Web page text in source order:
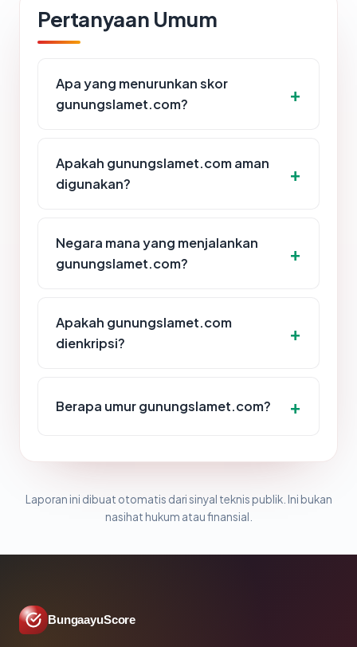
Pertanyaan Umum
Apa yang menurunkan skor
gunungslamet.com?
Apakah gunungslamet.com aman
digunakan?
Negara mana yang menjalankan
gunungslamet.com?
Apakah gunungslamet.com
dienkripsi?
Berapa umur gunungslamet.com?
Laporan ini dibuat otomatis dari sinyal teknis publik. Ini bukan
nasihat hukum atau finansial.
BungaayuScore